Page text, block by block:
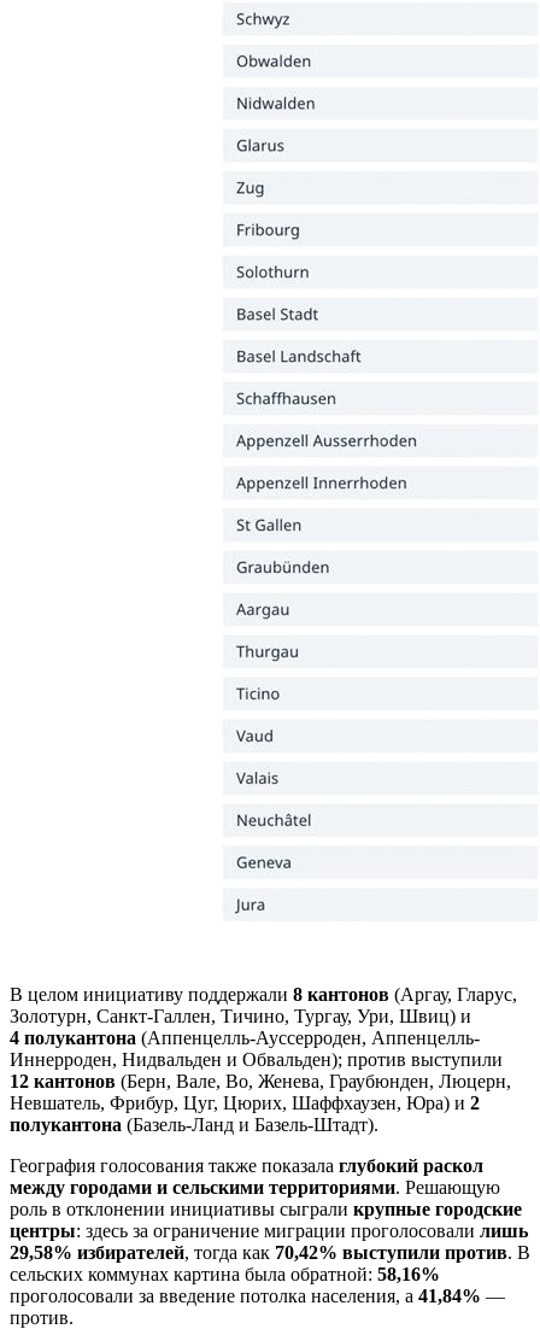
В целом инициативу поддержали 8 кантонов (Аргау, Гларус,
Золотурн, Санкт-Галлен, Тичино, Тургау, Ури, Швиц) и
4 полукантона (Аппенцелль-Ауссерроден, Аппенцелль-
Иннерроден, Нидвальден и Обвальден); против выступили
12 кантонов (Берн, Вале, Во, Женева, Граубюнден, Люцерн,
Невшатель, Фрибур, Цуг, Цюрих, Шаффхаузен, Юра) и 2
полукантона (Базель-Ланд и Базель-Штадт).
География голосования также показала глубокий раскол
между городами и сельскими территориями. Решающую
роль в отклонении инициативы сыграли крупные городские
центры: здесь за ограничение миграции проголосовали лишь
29,58% избирателей, тогда как 70,42% выступили против. В
сельских коммунах картина была обратной: 58,16%
проголосовали за введение потолка населения, а 41,84% —
против.